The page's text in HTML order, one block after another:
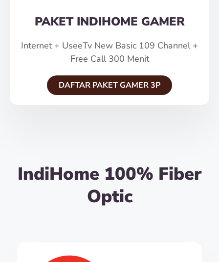
PAKET INDIHOME GAMER
Internet + UseeTv New Basic 109 Channel +
Free Call 300 Menit
DAFTAR PAKET GAMER 3P
IndiHome 100% Fiber
Optic